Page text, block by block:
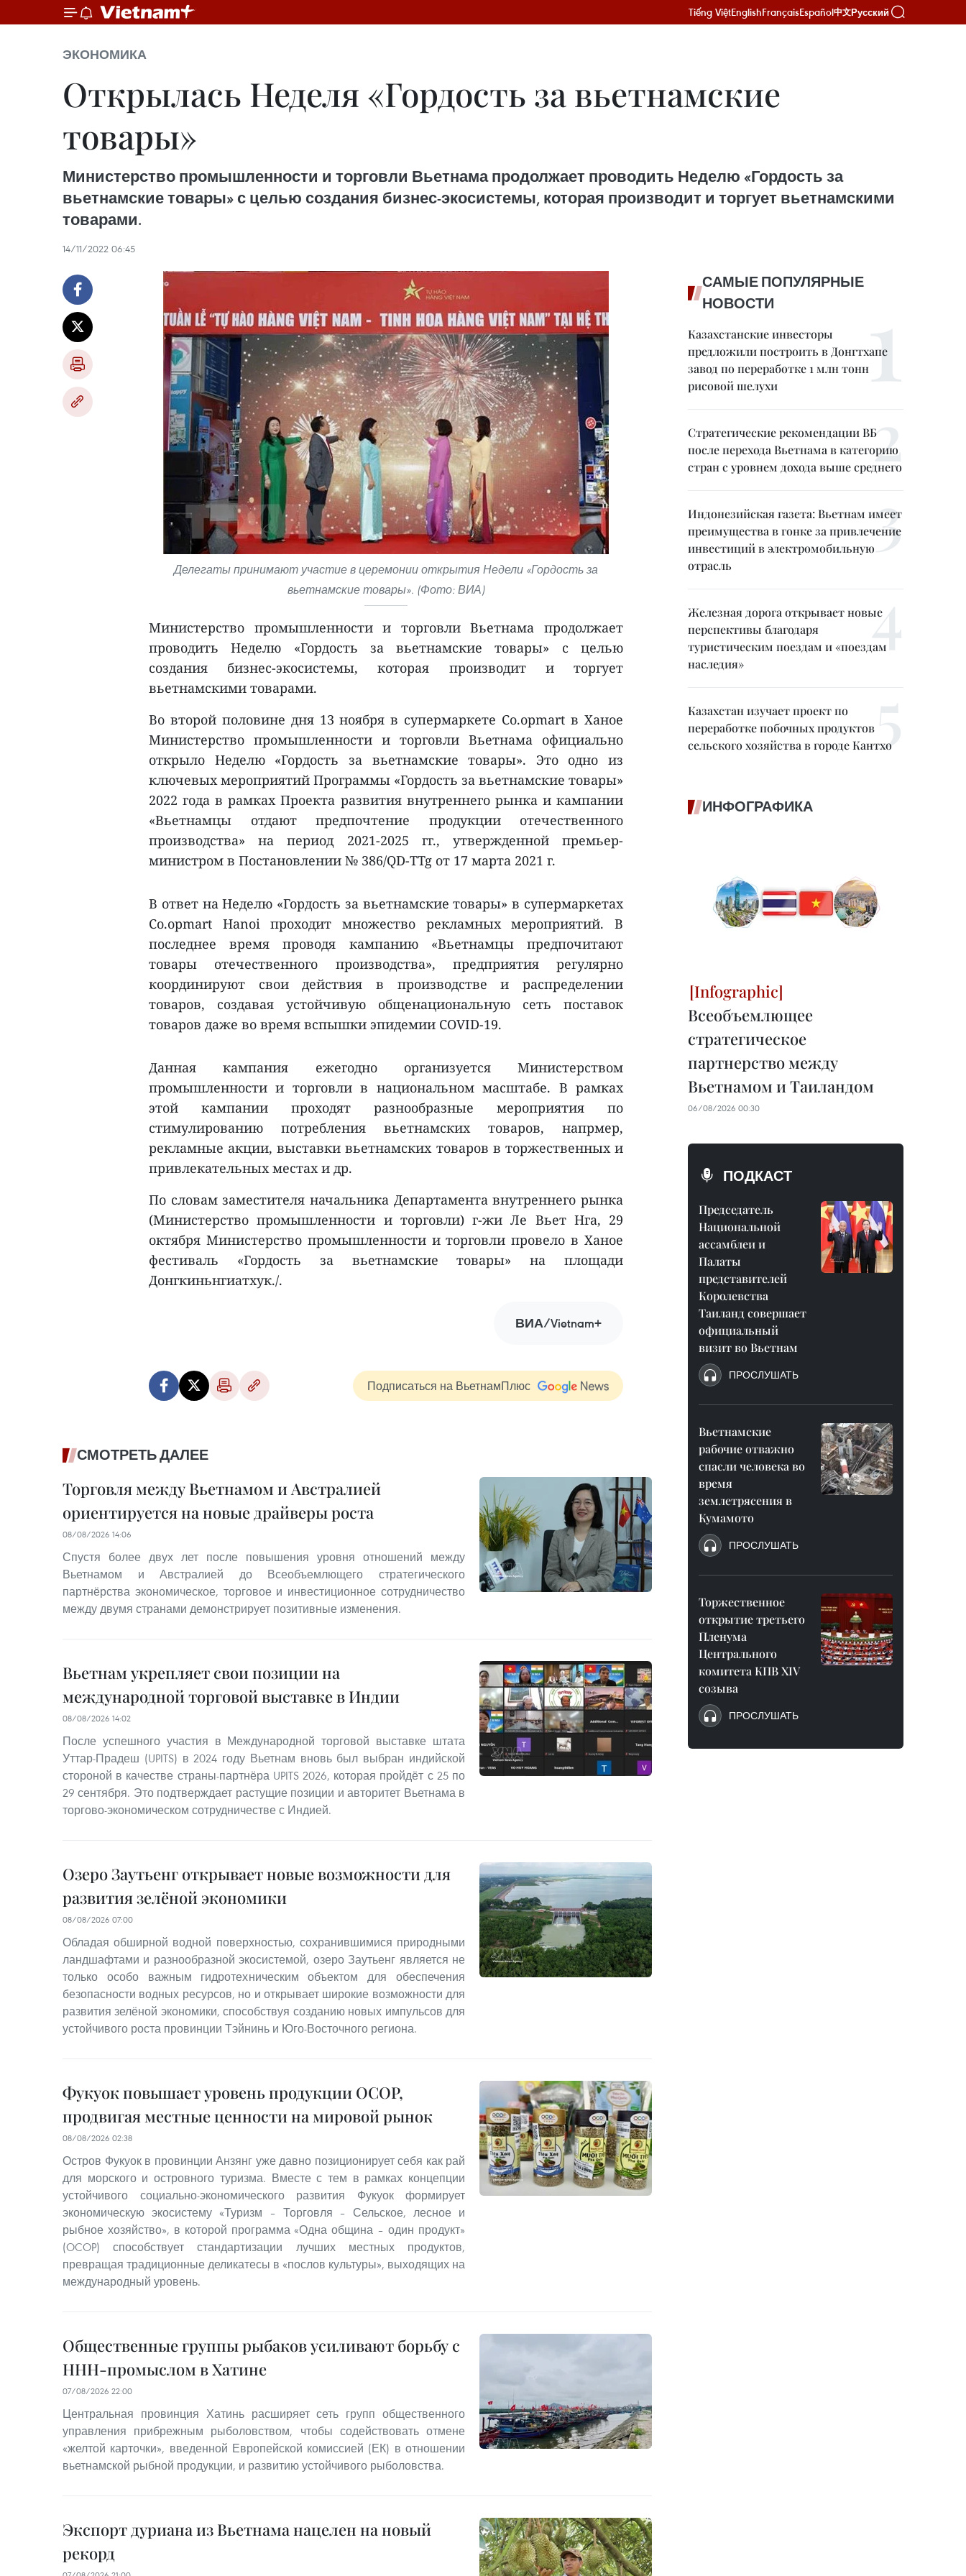
Tiếng ViệtEnglishFrançaisEspañol中文Русский
ЭКОНОМИКА
Открылась Неделя «Гордость за вьетнамские
товары»
Министерство промышленности и торговли Вьетнама продолжает проводить Неделю «Гордость за
вьетнамские товары» с целью создания бизнес-экосистемы, которая производит и торгует вьетнамскими
товарами.
14/11/2022 06:45
Делегаты принимают участие в церемонии открытия Недели «Гордость за
вьетнамские товары». (Фото: ВИА)
Министерство промышленности и торговли Вьетнама продолжает
проводить Неделю «Гордость за вьетнамские товары» с целью
создания бизнес-экосистемы, которая производит и торгует
вьетнамскими товарами.
Во второй половине дня 13 ноября в супермаркете Co.opmart в Ханое
Министерство промышленности и торговли Вьетнама официально
открыло Неделю «Гордость за вьетнамские товары». Это одно из
ключевых мероприятий Программы «Гордость за вьетнамские товары»
2022 года в рамках Проекта развития внутреннего рынка и кампании
«Вьетнамцы отдают предпочтение продукции отечественного
производства» на период 2021-2025 гг., утвержденной премьер-
министром в Постановлении № 386/QD-TTg от 17 марта 2021 г.
В ответ на Неделю «Гордость за вьетнамские товары» в супермаркетах
Co.opmart Hanoi проходит множество рекламных мероприятий. В
последнее время проводя кампанию «Вьетнамцы предпочитают
товары отечественного производства», предприятия регулярно
координируют свои действия в производстве и распределении
товаров, создавая устойчивую общенациональную сеть поставок
товаров даже во время вспышки эпидемии COVID-19.
Данная кампания ежегодно организуется Министерством
промышленности и торговли в национальном масштабе. В рамках
этой кампании проходят разнообразные мероприятия по
стимулированию потребления вьетнамских товаров, напрмер,
рекламные акции, выставки вьетнамских товаров в торжественных и
привлекательных местах и др.
По словам заместителя начальника Департамента внутреннего рынка
(Министерство промышленности и торговли) г-жи Ле Вьет Нга, 29
октября Министерство промышленности и торговли провело в Ханое
фестиваль «Гордость за вьетнамские товары» на площади
Донгкиньнгиатхук./.
ВИА/Vietnam+
Подписаться на ВьетнамПлюс
СМОТРЕТЬ ДАЛЕЕ
Торговля между Вьетнамом и Австралией
ориентируется на новые драйверы роста
08/08/2026 14:06
Спустя более двух лет после повышения уровня отношений между
Вьетнамом и Австралией до Всеобъемлющего стратегического
партнёрства экономическое, торговое и инвестиционное сотрудничество
между двумя странами демонстрирует позитивные изменения.
Вьетнам укрепляет свои позиции на
международной торговой выставке в Индии
08/08/2026 14:02
После успешного участия в Международной торговой выставке штата
Уттар-Прадеш (UPITS) в 2024 году Вьетнам вновь был выбран индийской
стороной в качестве страны-партнёра UPITS 2026, которая пройдёт с 25 по
29 сентября. Это подтверждает растущие позиции и авторитет Вьетнама в
торгово-экономическом сотрудничестве с Индией.
Озеро Заутьенг открывает новые возможности для
развития зелёной экономики
08/08/2026 07:00
Обладая обширной водной поверхностью, сохранившимися природными
ландшафтами и разнообразной экосистемой, озеро Заутьенг является не
только особо важным гидротехническим объектом для обеспечения
безопасности водных ресурсов, но и открывает широкие возможности для
развития зелёной экономики, способствуя созданию новых импульсов для
устойчивого роста провинции Тэйнинь и Юго-Восточного региона.
Фукуок повышает уровень продукции OCOP,
продвигая местные ценности на мировой рынок
08/08/2026 02:38
Остров Фукуок в провинции Анзянг уже давно позиционирует себя как рай
для морского и островного туризма. Вместе с тем в рамках концепции
устойчивого социально-экономического развития Фукуок формирует
экономическую экосистему «Туризм – Торговля – Сельское, лесное и
рыбное хозяйство», в которой программа «Одна община – один продукт»
(OCOP) способствует стандартизации лучших местных продуктов,
превращая традиционные деликатесы в «послов культуры», выходящих на
международный уровень.
Общественные группы рыбаков усиливают борьбу с
ННН-промыслом в Хатине
07/08/2026 22:00
Центральная провинция Хатинь расширяет сеть групп общественного
управления прибрежным рыболовством, чтобы содействовать отмене
«желтой карточки», введенной Европейской комиссией (ЕК) в отношении
вьетнамской рыбной продукции, и развитию устойчивого рыболовства.
Экспорт дуриана из Вьетнама нацелен на новый
рекорд
САМЫЕ ПОПУЛЯРНЫЕ
НОВОСТИ
Казахстанские инвесторы
предложили построить в Донгтхапе
завод по переработке 1 млн тонн
рисовой шелухи
Стратегические рекомендации ВБ
после перехода Вьетнама в категорию
стран с уровнем дохода выше среднего
Индонезийская газета: Вьетнам имеет
преимущества в гонке за привлечение
инвестиций в электромобильную
отрасль
Железная дорога открывает новые
перспективы благодаря
туристическим поездам и «поездам
наследия»
Казахстан изучает проект по
переработке побочных продуктов
сельского хозяйства в городе Кантхо
ИНФОГРАФИКА
Всеобъемлющее
стратегическое
партнерство между
Вьетнамом и Таиландом
06/08/2026 00:30
ПОДКАСТ
Председатель
Национальной
ассамблеи и
Палаты
представителей
Королевства
Таиланд совершает
официальный
визит во Вьетнам
ПРОСЛУШАТЬ
Вьетнамские
рабочие отважно
спасли человека во
время
землетрясения в
Кумамото
ПРОСЛУШАТЬ
Торжественное
открытие третьего
Пленума
Центрального
комитета КПВ XIV
созыва
ПРОСЛУШАТЬ